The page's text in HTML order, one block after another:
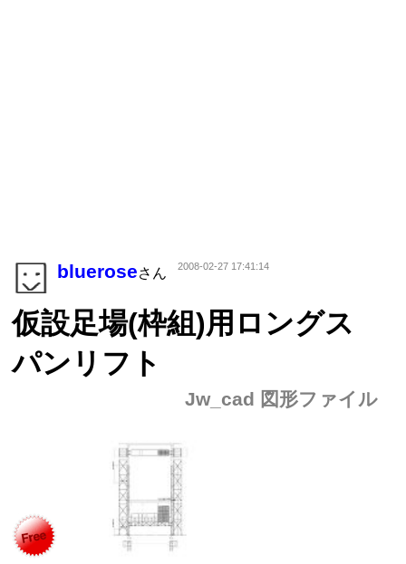
blueroseさん 2008-02-27 17:41:14
仮設足場(枠組)用ロングス
パンリフト
Jw_cad 図形ファイル